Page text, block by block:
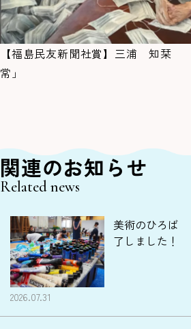
【福島民友新聞社賞】三浦 知栞
常」
関連のお知らせ
Related news
2026.07.31
美術のひろば
了しました！